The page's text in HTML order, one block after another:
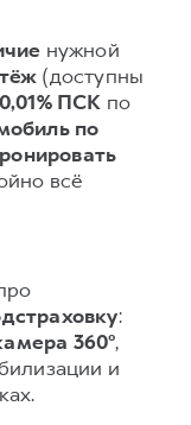
нужной
(доступны
ПСК по
по
всё
:
360°,
и